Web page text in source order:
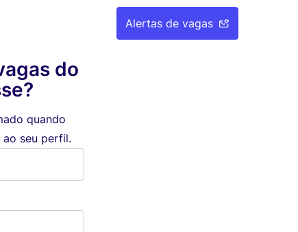
Alertas de vagas
do
quando
ao seu perfil.